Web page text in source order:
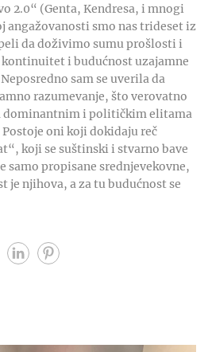
2.0“ (Genta, Kendresa, i mnogi
smo nas trideset iz
da doživimo sumu prošlosti i
i budućnost uzajamne
sam se uverila da
razumevanje, što verovatno
dominantnim i političkim elitama
oni koji dokidaju reč
koji se suštinski i stvarno bave
samo propisane srednjevekovne,
je njihova, a za tu budućnost se